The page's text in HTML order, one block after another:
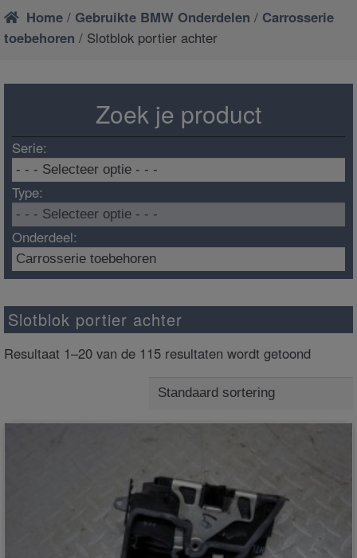
Home / Gebruikte BMW Onderdelen / Carrosserie
toebehoren / Slotblok portier achter
Zoek je product
Serie:
Type:
Onderdeel:
Slotblok portier achter
Resultaat 1–20 van de 115 resultaten wordt getoond